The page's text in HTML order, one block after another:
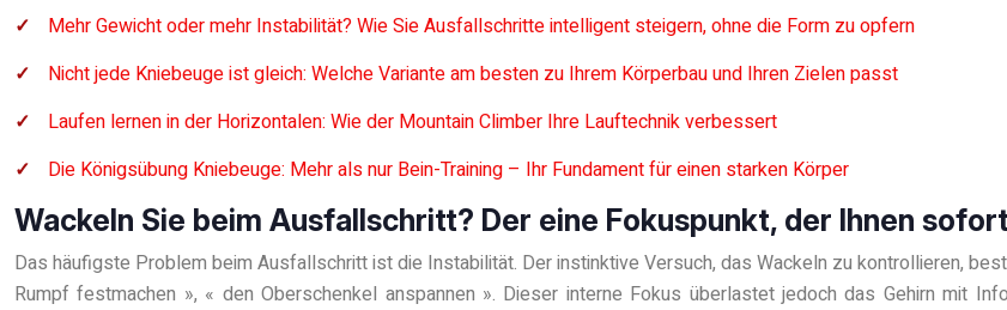
Mehr Gewicht oder mehr Instabilität? Wie Sie Ausfallschritte intelligent steigern, ohne die Form zu opfern
Nicht jede Kniebeuge ist gleich: Welche Variante am besten zu Ihrem Körperbau und Ihren Zielen passt
Laufen lernen in der Horizontalen: Wie der Mountain Climber Ihre Lauftechnik verbessert
Die Königsübung Kniebeuge: Mehr als nur Bein-Training – Ihr Fundament für einen starken Körper
Wackeln Sie beim Ausfallschritt? Der eine Fokuspunkt, der Ihnen
Das häufigste Problem beim Ausfallschritt ist die Instabilität. Der instinktive Versuch, das Wackeln zu kontrollieren,
Rumpf festmachen », « den Oberschenkel anspannen ». Dieser interne Fokus überlastet jedoch das Gehirn mit